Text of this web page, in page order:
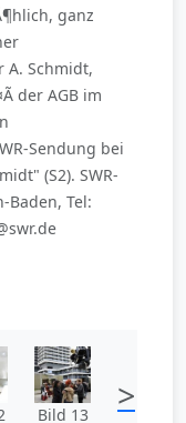
ganz
A. Schmidt,
der AGB im
Sendung bei
(S2). SWR-
Baden, Tel:
Bild 13 >